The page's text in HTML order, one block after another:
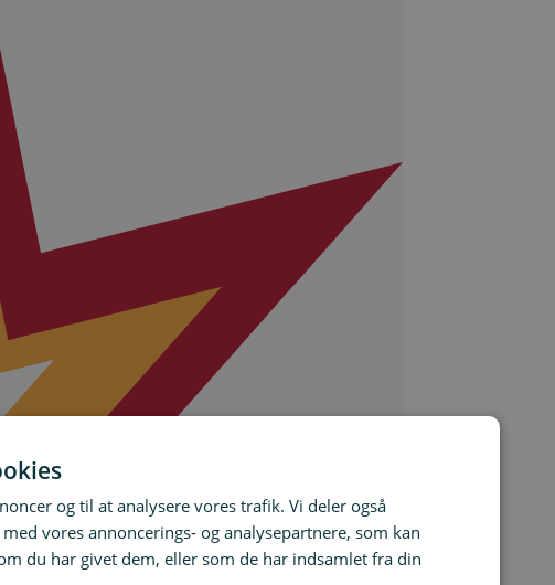
og til at analysere vores trafik. Vi deler også
vores annoncerings- og analysepartnere, som kan
du har givet dem, eller som de har indsamlet fra din